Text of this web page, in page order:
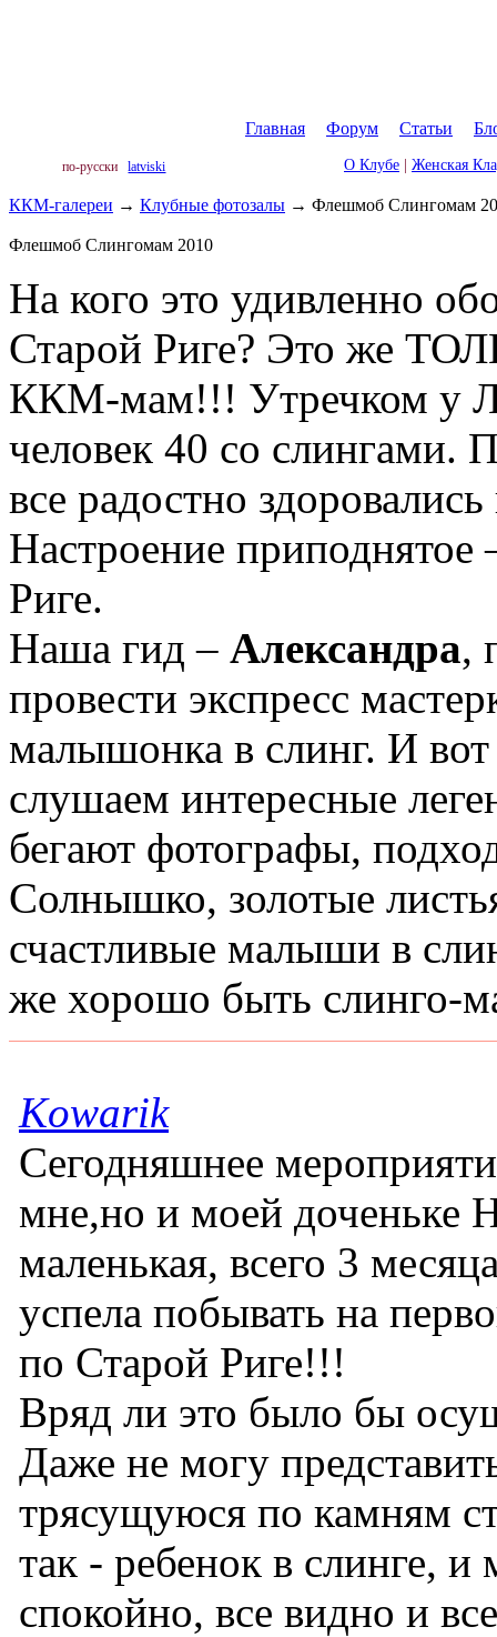
Главная Форум Статьи
по-русски latviski О Клубе Женская
ККМ-галереи → Клубные фотозалы → Флешмоб Слингомам
Флешмоб Слингомам 2010
На кого это удивленно
Старой Риге? Это же
ККМ-мам!!! Утречком у
человек 40 со слингами.
все радостно
Настроение
Риге.
Наша гид – Александра,
провести экспресс
малышонка в слинг. И
слушаем интересные
бегают фотографы,
Солнышко, золотые
счастливые малыши в
же хорошо быть слинго-
Kowarik
Сегодняшнее
мне,но и моей доченьке
маленькая, всего 3
успела побывать на
по Старой Риге!!!
Вряд ли это было бы
Даже не могу
трясущуюся по камням
так - ребенок в слинге,
спокойно, все видно и